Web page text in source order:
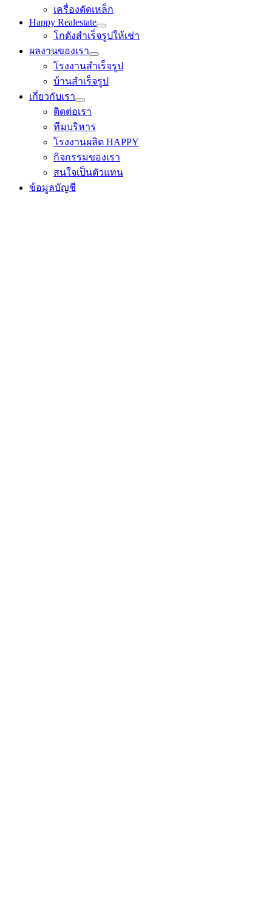
เครื่องดัดเหล็ก
Happy Realestate
โกดังสำเร็จรูปให้เช่า
ผลงานของเรา
โรงงานสำเร็จรูป
บ้านสำเร็จรูป
เกี่ยวกับเรา
ติดต่อเรา
ทีมบริหาร
โรงงานผลิต HAPPY
กิจกรรมของเรา
สนใจเป็นตัวแทน
ข้อมูลบัญชี